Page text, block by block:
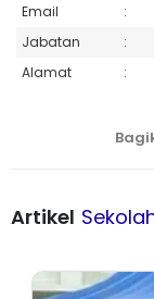
Email
:
Jabatan
:
Alamat
:
Artikel